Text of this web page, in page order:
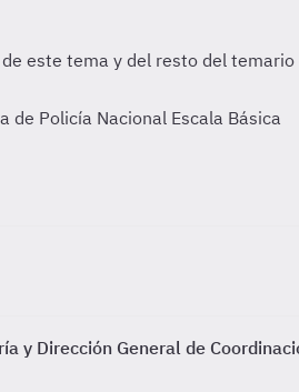
de Policía Nacional Escala Básica
y Dirección General de